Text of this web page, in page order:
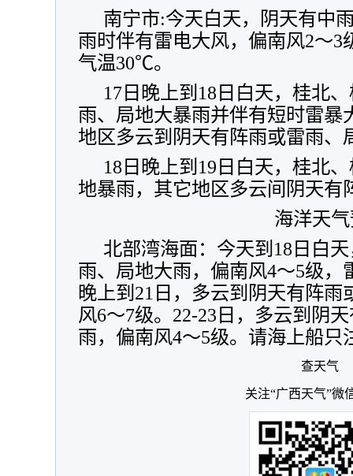
南宁市:今天白天，阴天有中
雨时伴有雷电大风，偏南风2～
气温30℃。
17日晚上到18日白天，桂北
雨、局地大暴雨并伴有短时雷暴
地区多云到阴天有阵雨或雷雨、
18日晚上到19日白天，桂北
地暴雨，其它地区多云间阴天有
海洋天
北部湾海面：今天到18日白
雨、局地大雨，偏南风4～5级，
晚上到21日，多云到阴天有阵雨
风6～7级。22-23日，多云到阴
雨，偏南风4～5级。请海上船只
查天气
关注“广西天气”微